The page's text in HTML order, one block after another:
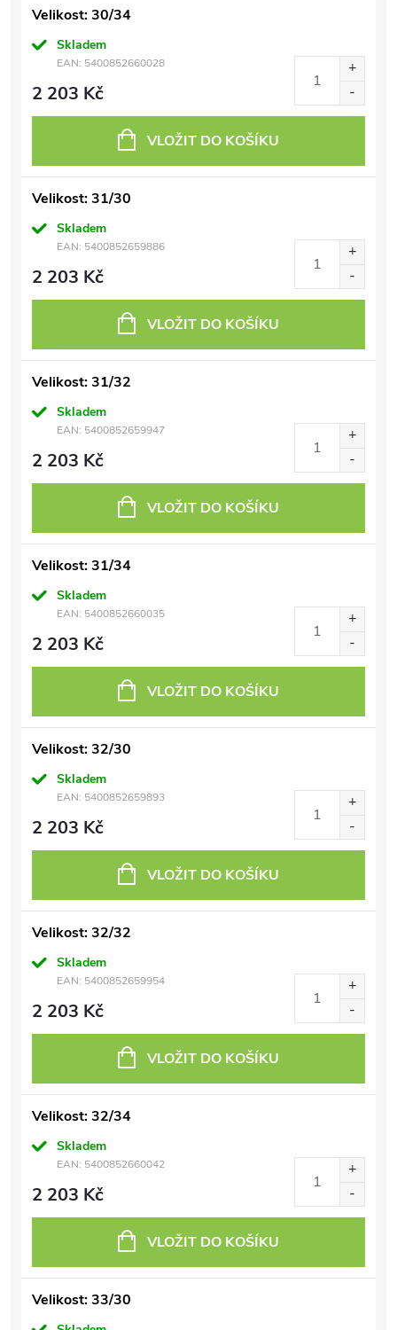
Velikost: 30/34
Skladem
EAN: 5400852660028
2 203 Kč
VLOŽIT DO KOŠÍKU
Velikost: 31/30
Skladem
EAN: 5400852659886
2 203 Kč
VLOŽIT DO KOŠÍKU
Velikost: 31/32
Skladem
EAN: 5400852659947
2 203 Kč
VLOŽIT DO KOŠÍKU
Velikost: 31/34
Skladem
EAN: 5400852660035
2 203 Kč
VLOŽIT DO KOŠÍKU
Velikost: 32/30
Skladem
EAN: 5400852659893
2 203 Kč
VLOŽIT DO KOŠÍKU
Velikost: 32/32
Skladem
EAN: 5400852659954
2 203 Kč
VLOŽIT DO KOŠÍKU
Velikost: 32/34
Skladem
EAN: 5400852660042
2 203 Kč
VLOŽIT DO KOŠÍKU
Velikost: 33/30